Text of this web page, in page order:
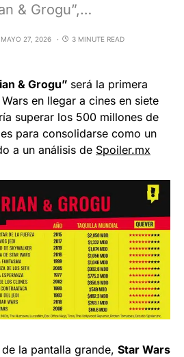
& Grogu”,…
MAYO 27, 2026 3 MINUTE READ
& Grogu” será la primera
en llegar a cines en siete
superar los 500 millones de
para consolidarse como un
a un análisis de Spoiler.mx
la pantalla grande, Star Wars